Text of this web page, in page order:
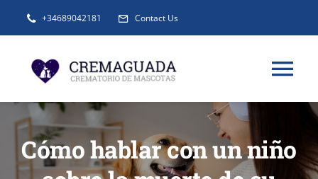
+34689042181 Contact Us
INFORMACIÓN
SERVICIOS
Cómo hablar con un niño